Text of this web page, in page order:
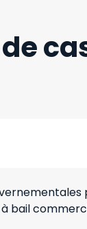
de
bail